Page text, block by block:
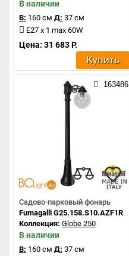
В наличии
В: 160 см Д: 37 см
E27 x 1 max 60W
Цена: 31 683 Р.
Купить
163486
Садово-парковый фонарь
Fumagalli G25.158.S10.AZF1R
Коллекция: Globe 250
В наличии
В: 160 см Д: 37 см